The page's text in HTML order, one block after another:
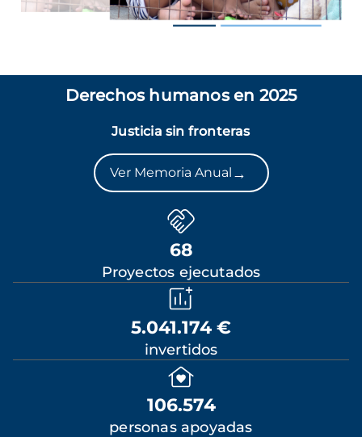
Derechos humanos en 2025
Justicia sin fronteras
Ver Memoria Anual →
68
Proyectos ejecutados
5.041.174 €
invertidos
106.574
personas apoyadas